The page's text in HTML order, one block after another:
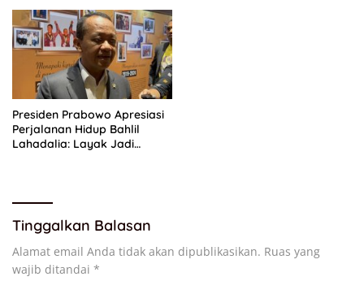
Presiden Prabowo Apresiasi
Perjalanan Hidup Bahlil
Lahadalia: Layak Jadi
Tinggalkan Balasan
Alamat email Anda tidak akan dipublikasikan. Ruas yang
wajib ditandai *